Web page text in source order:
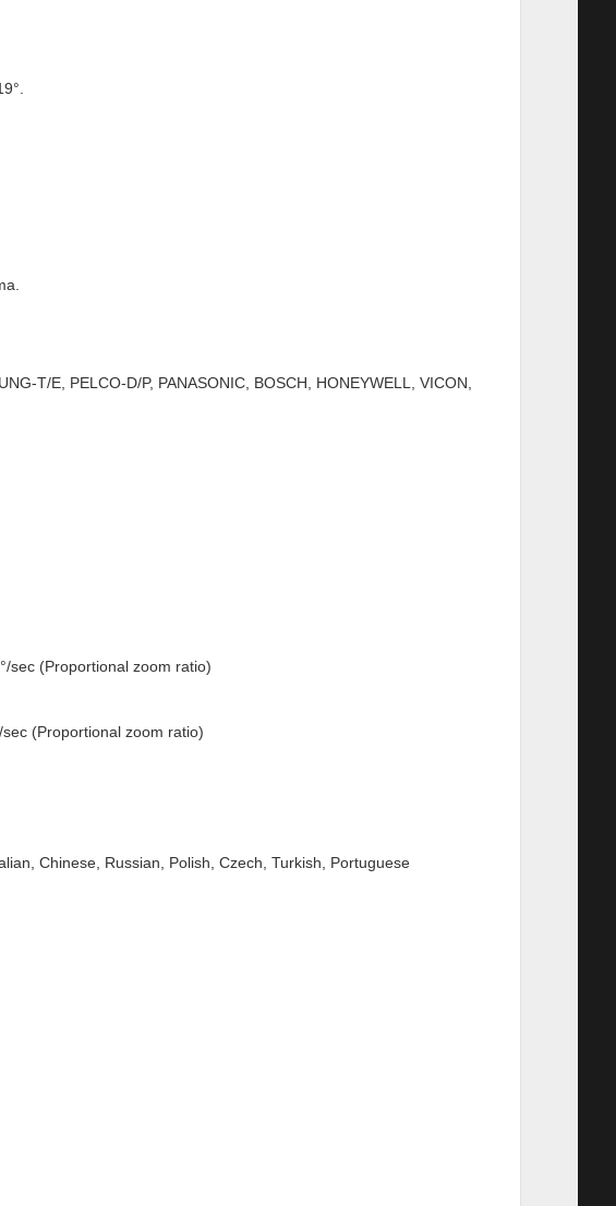
T/E, PELCO-D/P, PANASONIC, BOSCH, HONEYWELL, VICON,
(Proportional zoom ratio)
(Proportional zoom ratio)
Chinese, Russian, Polish, Czech, Turkish, Portuguese